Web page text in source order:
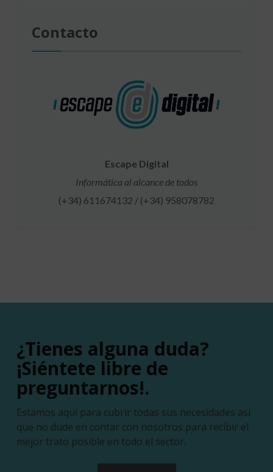
Contacto
Escape Digital
Informática al alcance de todos
(+34) 611674132 / (+34) 958078782
¿Tienes alguna duda?
¡Siéntete libre de
preguntarnos!.
Estamos aquí para cubrir todas sus necesidades así
que no dude en contar con nosotros para recibir el
mejor trato posible en todo el sector.